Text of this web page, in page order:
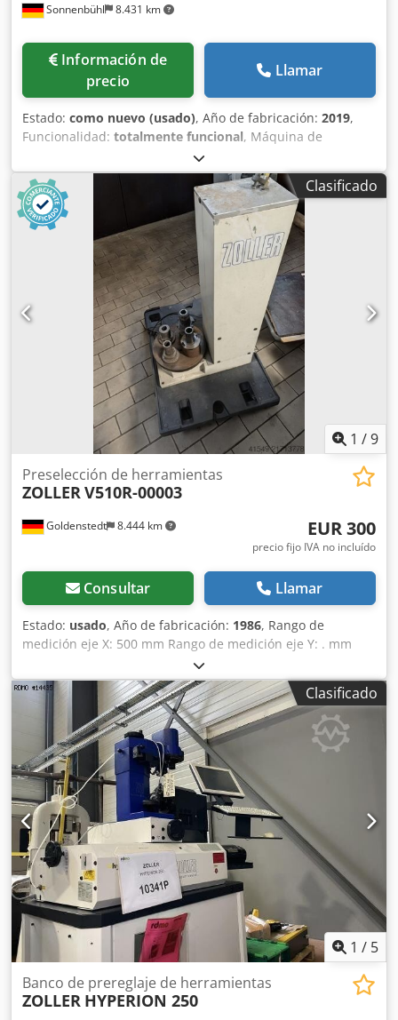
Sonnenbühl 8.431 km
Información de
precio
Llamar
Estado: como nuevo (usado), Año de fabricación: 2019,
Funcionalidad: totalmente funcional, Máquina de
medición de herramientas Zoller Titan: - Año de
fabricación: 2019 - Software: titan/pilot 3.0 - Longitud
máxima de la herramienta, Z = 550 mm - Diámetro máximo
de la herramienta, D = 260 mm Crodpfx Aezd Acajbzef -
Portafirmas: SK40, KSK63, etc., según solicitud
Clasificado
1 /9
Goldenstedt 8.444 km
Preselección de herramientas
ZOLLERV510R-00003
EUR 300
precio fijo IVA no incluído
Consultar Llamar
Estado: usado, Año de fabricación: 1986, Rango de
medición eje X: 500 mm Rango de medición eje Y: . mm
Tamaño de la mesa: . mm Cjdpfjy Ay Nwjx Abzjrf Diámetro
de herramienta: . mm
Clasificado
1 / 5
Banco de prereglaje de herramientas
ZOLLER HYPERION 250